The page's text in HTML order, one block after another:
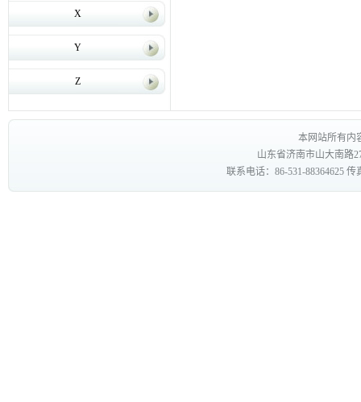
X
Y
Z
本网站所有内
山东省济南市山大南路
联系电话：86-531-88364625 传